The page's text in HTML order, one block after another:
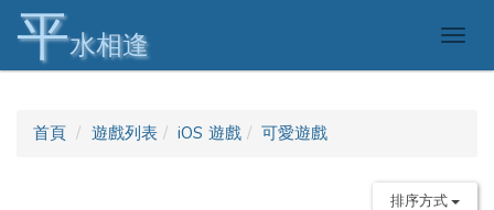
平水相逢
首頁 遊戲列表 iOS 遊戲 可愛遊戲
排序方式